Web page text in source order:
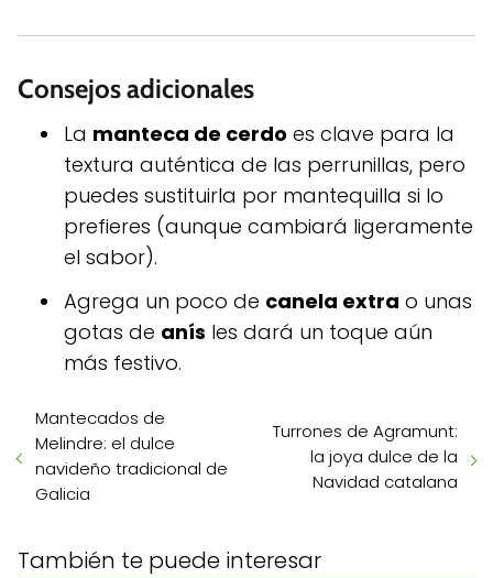
Consejos adicionales
La manteca de cerdo es clave para la
textura auténtica de las perrunillas, pero
puedes sustituirla por mantequilla si lo
prefieres (aunque cambiará ligeramente
el sabor).
Agrega un poco de canela extra o unas
gotas de anís les dará un toque aún
más festivo.
Mantecados de
Melindre: el dulce
navideño tradicional de
Galicia
Turrones de Agramunt:
la joya dulce de la
Navidad catalana
También te puede interesar